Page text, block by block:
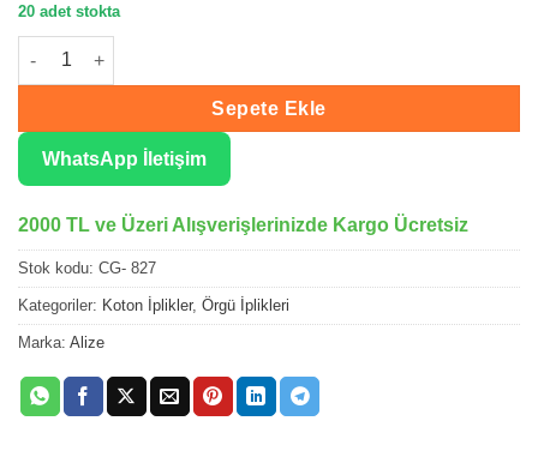
20 adet stokta
Alize Cotton Gold Koyu Bej Örgü İpliği 827 adet
Sepete Ekle
WhatsApp İletişim
2000 TL ve Üzeri Alışverişlerinizde Kargo Ücretsiz
Stok kodu: CG- 827
Kategoriler: Koton İplikler, Örgü İplikleri
Marka: Alize